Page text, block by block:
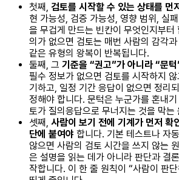
첫째, 검토를 시작할 수 있는 상태를 먼
현 가능성, 검증 가능성, 영향 범위, 실
을 무겁게 만드는 빈칸이 무엇인지부터
의가 없으면 검토는 매번 사람의 감각
같은 유형의 왕복이 반복됩니다.
둘째, 그 기준을 “권고”가 아니라 “문
필수 정보가 없으면 검토를 시작하지
기하고, 일정 기간 응답이 없으면 정리
정해야 합니다. 문턱은 누군가를 혼내
토가 질의응답으로 무너지는 것을 막는
셋째, 사람이 보기 전에 기계가 먼저 확
단에 붙여야 합니다. 기본 테스트나 자
않으면 사람의 검토 시간을 쓰지 않는
은 설명을 읽는 데가 아니라 판단과 결
작합니다. 이 한 줄 원칙이 “사람이 판